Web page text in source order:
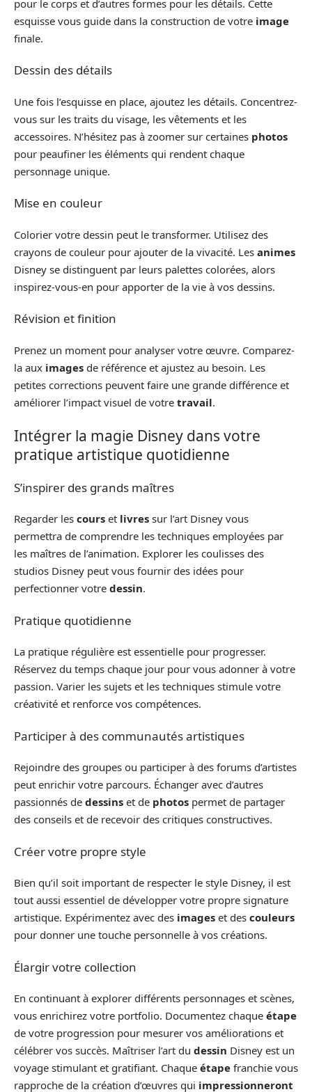
pour le corps et d’autres formes pour les détails. Cette
esquisse vous guide dans la construction de votre image
finale.
Dessin des détails
Une fois l’esquisse en place, ajoutez les détails. Concentrez-
vous sur les traits du visage, les vêtements et les
accessoires. N’hésitez pas à zoomer sur certaines photos
pour peaufiner les éléments qui rendent chaque
personnage unique.
Mise en couleur
Colorier votre dessin peut le transformer. Utilisez des
crayons de couleur pour ajouter de la vivacité. Les animes
Disney se distinguent par leurs palettes colorées, alors
inspirez-vous-en pour apporter de la vie à vos dessins.
Révision et finition
Prenez un moment pour analyser votre œuvre. Comparez-
la aux images de référence et ajustez au besoin. Les
petites corrections peuvent faire une grande différence et
améliorer l’impact visuel de votre travail.
Intégrer la magie Disney dans votre
pratique artistique quotidienne
S’inspirer des grands maîtres
Regarder les cours et livres sur l’art Disney vous
permettra de comprendre les techniques employées par
les maîtres de l’animation. Explorer les coulisses des
studios Disney peut vous fournir des idées pour
perfectionner votre dessin.
Pratique quotidienne
La pratique régulière est essentielle pour progresser.
Réservez du temps chaque jour pour vous adonner à votre
passion. Varier les sujets et les techniques stimule votre
créativité et renforce vos compétences.
Participer à des communautés artistiques
Rejoindre des groupes ou participer à des forums d’artistes
peut enrichir votre parcours. Échanger avec d’autres
passionnés de dessins et de photos permet de partager
des conseils et de recevoir des critiques constructives.
Créer votre propre style
Bien qu’il soit important de respecter le style Disney, il est
tout aussi essentiel de développer votre propre signature
artistique. Expérimentez avec des images et des couleurs
pour donner une touche personnelle à vos créations.
Élargir votre collection
En continuant à explorer différents personnages et scènes,
vous enrichirez votre portfolio. Documentez chaque étape
de votre progression pour mesurer vos améliorations et
célébrer vos succès. Maîtriser l’art du dessin Disney est un
voyage stimulant et gratifiant. Chaque étape franchie vous
rapproche de la création d’œuvres qui impressionneront